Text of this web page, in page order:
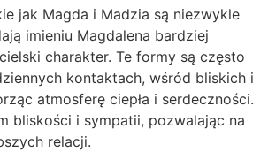
jak Magda i Madzia są niezwykle
imieniu Magdalena bardziej
charakter. Te formy są często
kontaktach, wśród bliskich i
atmosferę ciepła i serdeczności.
bliskości i sympatii, pozwalając na
relacji.